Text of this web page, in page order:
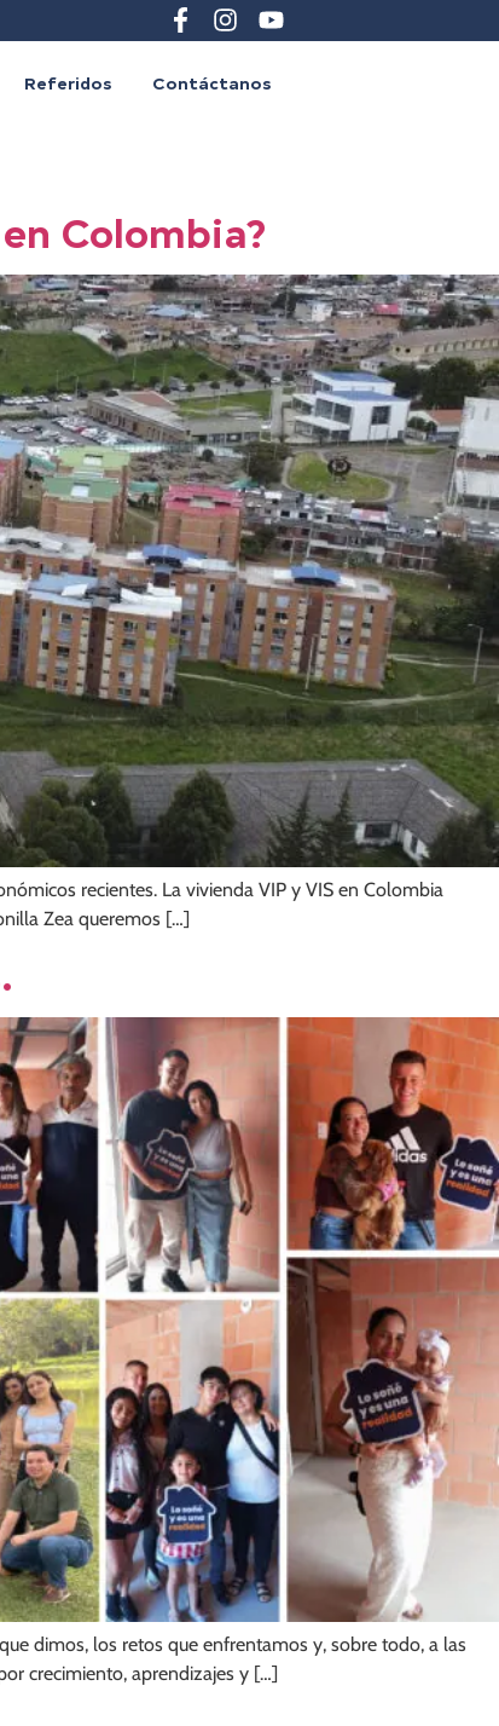
Referidos Contáctanos
Colombia?
recientes. La vivienda VIP y VIS en Colombia
Zea queremos […]
dimos, los retos que enfrentamos y, sobre todo, a las
crecimiento, aprendizajes y […]